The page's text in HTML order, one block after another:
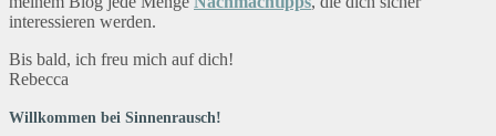
interessieren werden.
Bis bald, ich freu mich auf dich!
Rebecca
Willkommen bei Sinnenrausch!